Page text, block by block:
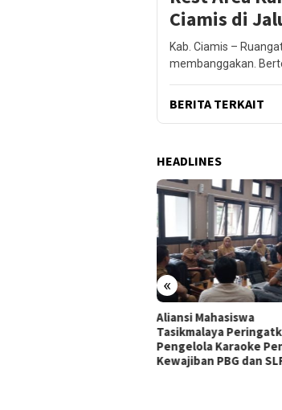
Ciamis di
Kab. Ciamis –
membanggakan.
BERITA TERKAIT
HEADLINES
«
BEM Nusantara
Timur Soroti
Kinerja APH di Kota
Tasikmalaya